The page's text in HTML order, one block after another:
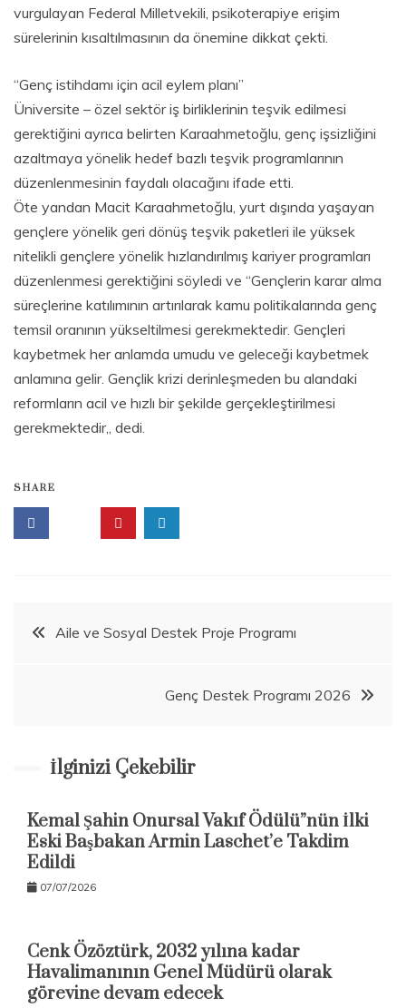
vurgulayan Federal Milletvekili, psikoterapiye erişim
sürelerinin kısaltılmasının da önemine dikkat çekti.
“Genç istihdamı için acil eylem planı”
Üniversite – özel sektör iş birliklerinin teşvik edilmesi
gerektiğini ayrıca belirten Karaahmetoğlu, genç işsizliğini
azaltmaya yönelik hedef bazlı teşvik programlarının
düzenlenmesinin faydalı olacağını ifade etti.
Öte yandan Macit Karaahmetoğlu, yurt dışında yaşayan
gençlere yönelik geri dönüş teşvik paketleri ile yüksek
nitelikli gençlere yönelik hızlandırılmış kariyer programları
düzenlenmesi gerektiğini söyledi ve “Gençlerin karar alma
süreçlerine katılımının artırılarak kamu politikalarında genç
temsil oranının yükseltilmesi gerekmektedir. Gençleri
kaybetmek her anlamda umudu ve geleceği kaybetmek
anlamına gelir. Gençlik krizi derinleşmeden bu alandaki
reformların acil ve hızlı bir şekilde gerçekleştirilmesi
gerekmektedir„ dedi.
SHARE
Beitragsnavigation
Aile ve Sosyal Destek Proje Programı
Genç Destek Programı 2026
İlginizi Çekebilir
Kemal Şahin Onursal Vakıf Ödülü”nün İlki
Eski Başbakan Armin Laschet’e Takdim
Edildi
07/07/2026
Cenk Özöztürk, 2032 yılına kadar
Havalimanının Genel Müdürü olarak
görevine devam edecek